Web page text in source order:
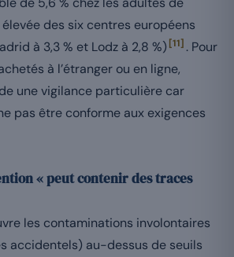
des six centres européens
à 3,3 % et Lodz à 2,8 %) [11] . Pour
à l’étranger ou en ligne,
une vigilance particulière car
pas être conforme aux exigences
« peut contenir des traces
les contaminations involontaires
accidentels) au-dessus de seuils